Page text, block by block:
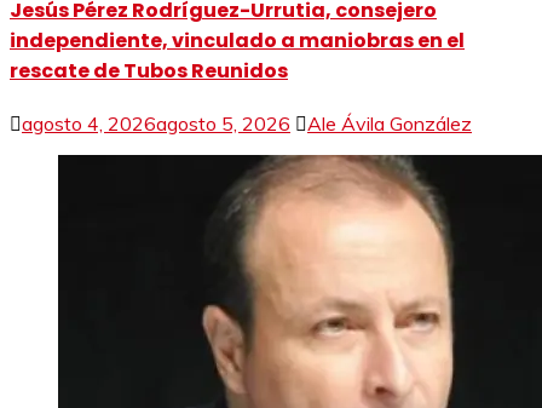
Jesús Pérez Rodríguez-Urrutia, consejero
independiente, vinculado a maniobras en el
rescate de Tubos Reunidos
agosto 4, 2026agosto 5, 2026 Ale Ávila González